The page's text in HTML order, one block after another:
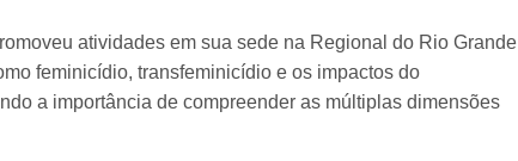
atividades em sua sede na Regional do Rio Grande
feminicídio, transfeminicídio e os impactos do
a importância de compreender as múltiplas dimensões